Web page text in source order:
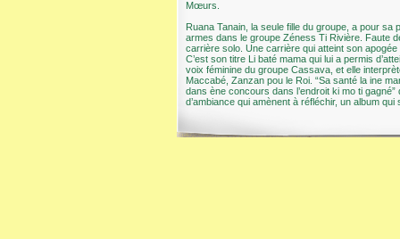
Mœurs.
Ruana Tanain, la seule fille du groupe, a pour
armes dans le groupe Zéness Ti Rivière. Faute
carrière solo. Une carrière qui atteint son
C’est son titre Li baté mama qui lui a permis
voix féminine du groupe Cassava, et elle
Maccabé, Zanzan pou le Roi. “Sa santé la ine
dans ène concours dans l’endroit ki mo ti
d’ambiance qui amènent à réfléchir, un album